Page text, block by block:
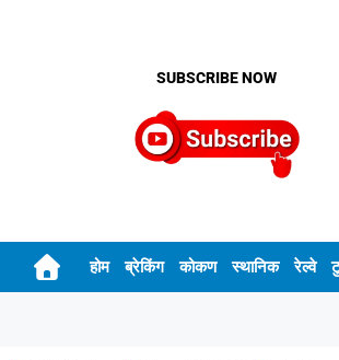
SUBSCRIBE NOW
होम ब्रेकिंग कोकण स्थानिक रेल्वे